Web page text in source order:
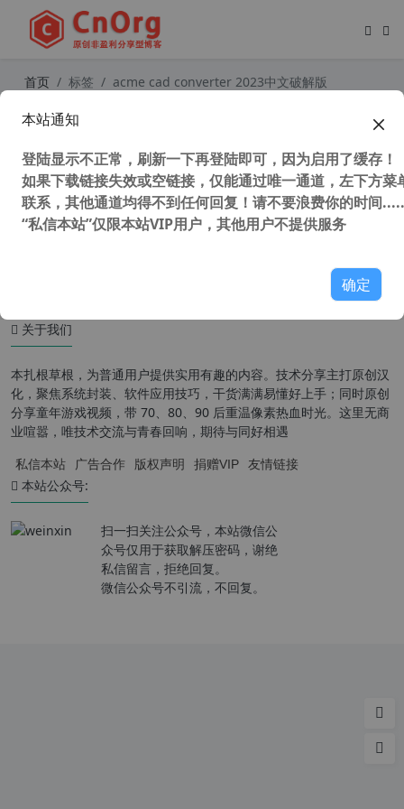
首页 标签 acme cad converter 2023中文破解版
Acme CAD Converter 2023 8.10.6.1
持批量转换
关于我们
本扎根草根，为普通用户提供实用有趣的内容。技术分享主打原创汉
化，聚焦系统封装、软件应用技巧，干货满满易懂好上手；同时原创
分享童年游戏视频，带 70、80、90 后重温像素热血时光。这里无商
业喧嚣，唯技术交流与青春回响，期待与同好相遇
私信本站 广告合作 版权声明 捐赠VIP 友情链接
本站公众号:
扫一扫关注公众号，本站微信公
众号仅用于获取解压密码，谢绝
私信留言，拒绝回复。
微信公众号不引流，不回复。
本站通知
登陆显示不正常，刷新一下再登陆即可，因为启用了缓存！
如果下载链接失效或空链接，仅能通过唯一通道，左下方菜
联系，其他通道均得不到任何回复！请不要浪费你的时间
“私信本站”仅限本站VIP用户，其他用户不提供服务
确定